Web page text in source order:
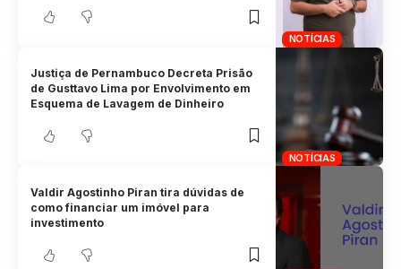
NOTÍCIAS
NOTÍCIAS
Justiça de Pernambuco Decreta Prisão
de Gusttavo Lima por Envolvimento em
Esquema de Lavagem de Dinheiro
Valdir Agostinho Piran tira dúvidas de
como financiar um imóvel para
investimento